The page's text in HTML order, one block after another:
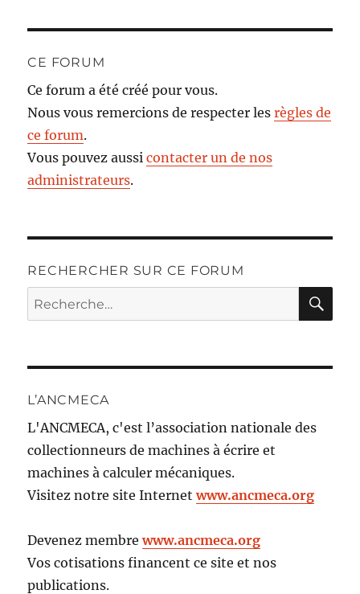
CE FORUM
Ce forum a été créé pour vous.
Nous vous remercions de respecter lesrègles de
ce forum.
Vous pouvez aussicontacter un de nos
administrateurs.
RECHERCHER SUR CE FORUM
Recherche
pour :
L’ANCMECA
L'ANCMECA, c'est l’association nationale des
collectionneurs de machines à écrire et
machines à calculer mécaniques.
Visitez notre site Internetwww.ancmeca.org
Devenez membrewww.ancmeca.org
Vos cotisations financent ce site et nos
publications.